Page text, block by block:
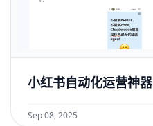
小红书自动化运营神器
Sep 08, 2025